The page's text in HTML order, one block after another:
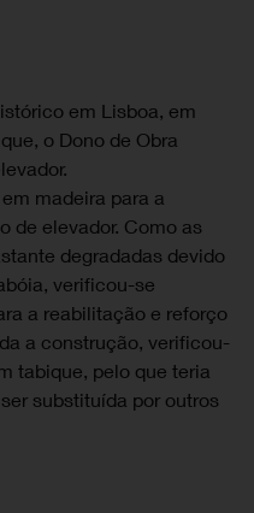
em Lisboa, em
o Dono de Obra
madeira para a
de elevador. Como as
degradadas devido
verificou-se
a reabilitação e reforço
a construção, verificou-
tabique, pelo que teria
substituída por outros